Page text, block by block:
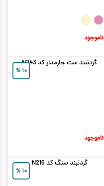
ناموجود
۱۰ %
گردنبند ست چارمدار کد N243
ناموجود
۱۰ %
گردنبند سنگ کد N216